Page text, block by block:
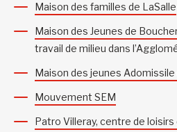
Maison des familles de LaSalle
Maison des Jeunes de
travail de milieu dans
Maison des jeunes Adomissile
Mouvement SEM
Patro Villeray, centre de loisirs